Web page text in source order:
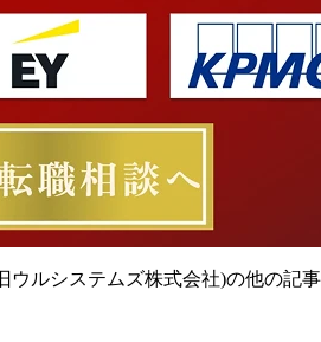
ウルシステムズ株式会社)の他の記事